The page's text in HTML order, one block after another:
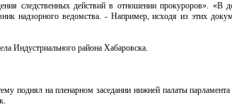
следственных действий в отношении прокуроров». «В
надзорного ведомства. - Например, исходя из этих
Индустриального района Хабаровска.
поднял на пленарном заседании нижней палаты парламента